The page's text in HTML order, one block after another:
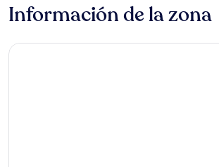
Información de la zona